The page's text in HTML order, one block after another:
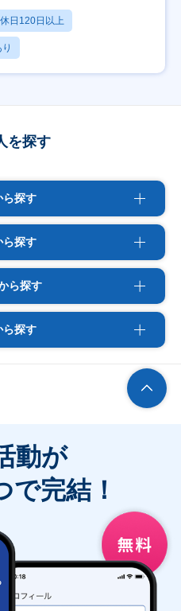
休日120日以上
を探す
ら探す
ら探す
ら探す
ら探す
動が
で完結！